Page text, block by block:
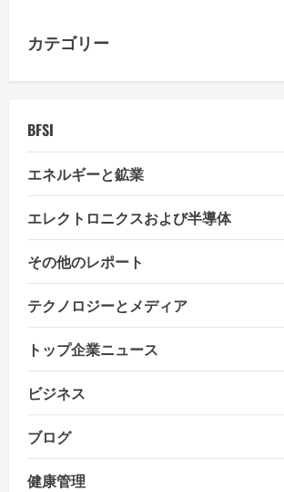
a
o
n
カテゴリー
BFSI
エネルギーと鉱業
エレクトロニクスおよび半導体
その他のレポート
テクノロジーとメディア
トップ企業ニュース
ビジネス
ブログ
健康管理